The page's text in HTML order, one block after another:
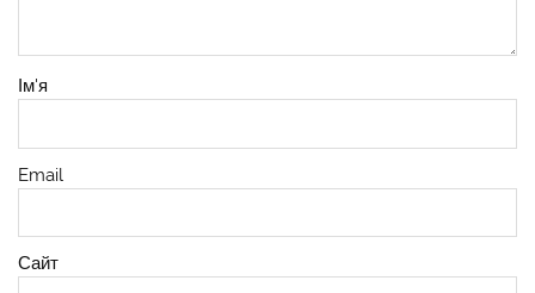
Ім'я
Email
Сайт